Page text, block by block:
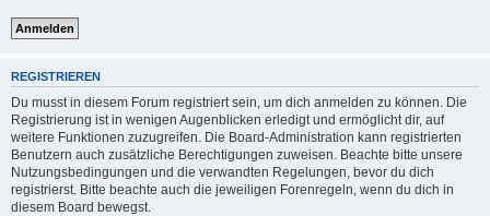
REGISTRIEREN
Du musst in diesem Forum registriert sein, um dich anmelden zu können. Die
Registrierung ist in wenigen Augenblicken erledigt und ermöglicht dir, auf
weitere Funktionen zuzugreifen. Die Board-Administration kann registrierten
Benutzern auch zusätzliche Berechtigungen zuweisen. Beachte bitte unsere
Nutzungsbedingungen und die verwandten Regelungen, bevor du dich
registrierst. Bitte beachte auch die jeweiligen Forenregeln, wenn du dich in
diesem Board bewegst.